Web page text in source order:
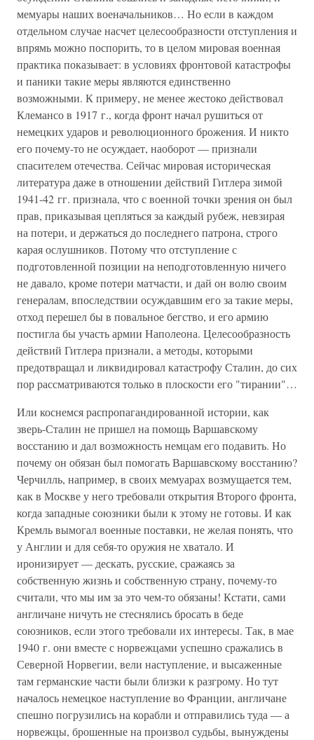
мемуары наших военачальников… Но если в каждом
отдельном случае насчет целесообразности отступления и
впрямь можно поспорить, то в целом мировая военная
практика показывает: в условиях фронтовой катастрофы
и паники такие меры являются единственно
возможными. К примеру, не менее жестоко действовал
Клемансо в 1917 г., когда фронт начал рушиться от
немецких ударов и революционного брожения. И никто
его почему-то не осуждает, наоборот — признали
спасителем отечества. Сейчас мировая историческая
литература даже в отношении действий Гитлера зимой
1941-42 гг. признала, что с военной точки зрения он был
прав, приказывая цепляться за каждый рубеж, невзирая
на потери, и держаться до последнего патрона, строго
карая ослушников. Потому что отступление с
подготовленной позиции на неподготовленную ничего
не давало, кроме потери матчасти, и дай он волю своим
генералам, впоследствии осуждавшим его за такие меры,
отход перешел бы в повальное бегство, и его армию
постигла бы участь армии Наполеона. Целесообразность
действий Гитлера признали, а методы, которыми
предотвращал и ликвидировал катастрофу Сталин, до сих
пор рассматриваются только в плоскости его "тирании"…
Или коснемся распропагандированной истории, как
зверь-Сталин не пришел на помощь Варшавскому
восстанию и дал возможность немцам его подавить. Но
почему он обязан был помогать Варшавскому восстанию?
Черчилль, например, в своих мемуарах возмущается тем,
как в Москве у него требовали открытия Второго фронта,
когда западные союзники были к этому не готовы. И как
Кремль вымогал военные поставки, не желая понять, что
у Англии и для себя-то оружия не хватало. И
иронизирует — дескать, русские, сражаясь за
собственную жизнь и собственную страну, почему-то
считали, что мы им за это чем-то обязаны! Кстати, сами
англичане ничуть не стеснялись бросать в беде
союзников, если этого требовали их интересы. Так, в мае
1940 г. они вместе с норвежцами успешно сражались в
Северной Норвегии, вели наступление, и высаженные
там германские части были близки к разгрому. Но тут
началось немецкое наступление во Франции, англичане
спешно погрузились на корабли и отправились туда — а
норвежцы, брошенные на произвол судьбы, вынуждены